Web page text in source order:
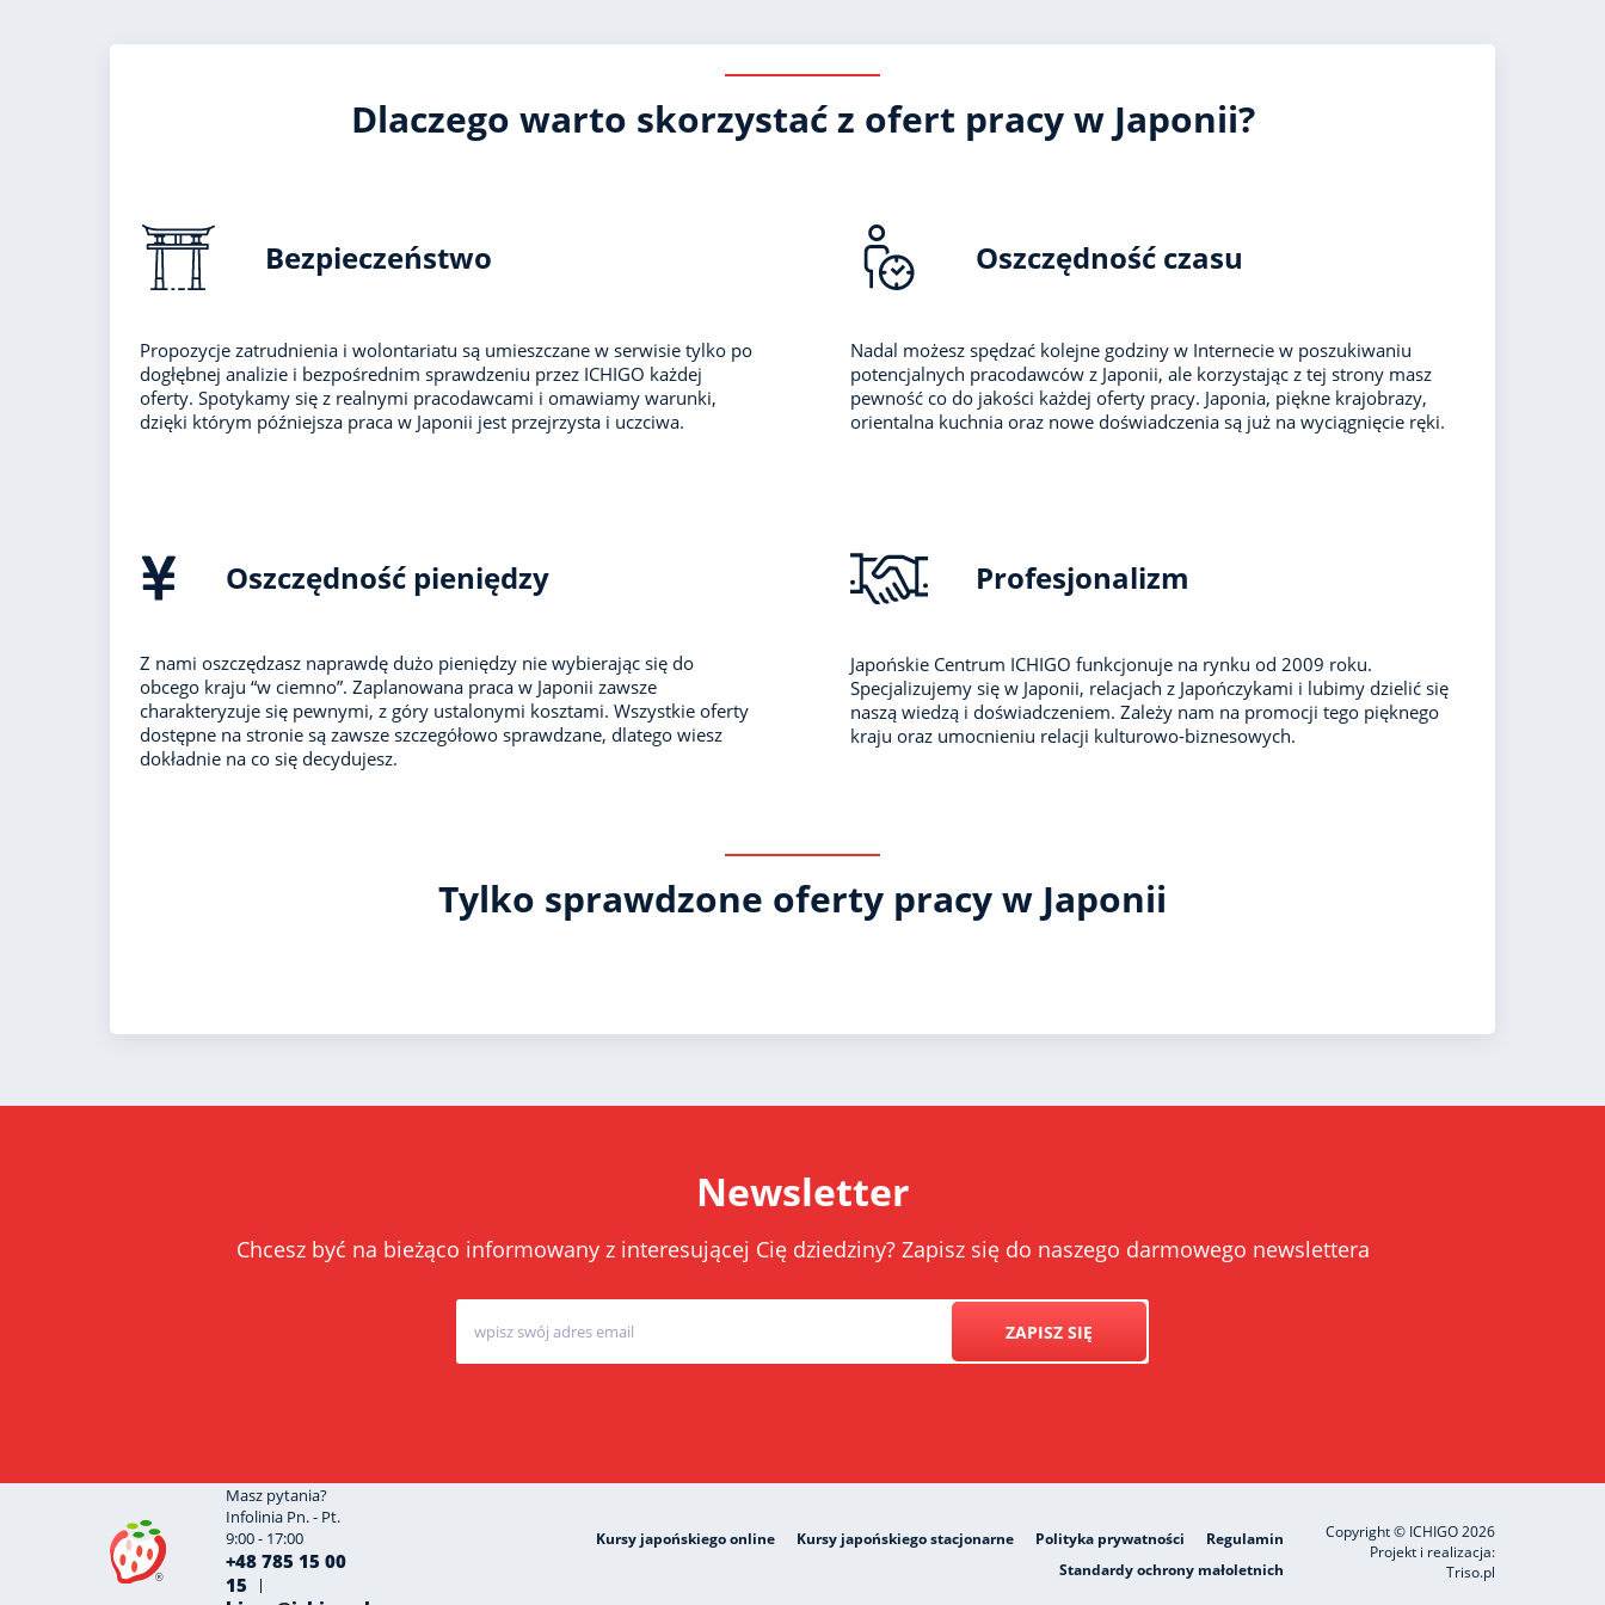
Dlaczego warto skorzystać z ofert pracy w Japonii?
Bezpieczeństwo
Propozycje zatrudnienia i wolontariatu są umieszczane w serwisie tylko po
dogłębnej analizie i bezpośrednim sprawdzeniu przez ICHIGO każdej
oferty. Spotykamy się z realnymi pracodawcami i omawiamy warunki,
dzięki którym późniejsza praca w Japonii jest przejrzysta i uczciwa.
Oszczędność czasu
Nadal możesz spędzać kolejne godziny w Internecie w poszukiwaniu
potencjalnych pracodawców z Japonii, ale korzystając z tej strony masz
pewność co do jakości każdej oferty pracy. Japonia, piękne krajobrazy,
orientalna kuchnia oraz nowe doświadczenia są już na wyciągnięcie ręki.
Oszczędność pieniędzy
Z nami oszczędzasz naprawdę dużo pieniędzy nie wybierając się do
obcego kraju “w ciemno”. Zaplanowana praca w Japonii zawsze
charakteryzuje się pewnymi, z góry ustalonymi kosztami. Wszystkie oferty
dostępne na stronie są zawsze szczegółowo sprawdzane, dlatego wiesz
dokładnie na co się decydujesz.
Profesjonalizm
Japońskie Centrum ICHIGO funkcjonuje na rynku od 2009 roku.
Specjalizujemy się w Japonii, relacjach z Japończykami i lubimy dzielić się
naszą wiedzą i doświadczeniem. Zależy nam na promocji tego pięknego
kraju oraz umocnieniu relacji kulturowo-biznesowych.
Tylko sprawdzone oferty pracy w Japonii
Newsletter
Chcesz być na bieżąco informowany z interesującej Cię dziedziny? Zapisz się do naszego darmowego newslettera
ZAPISZ SIĘ
Masz pytania?
Infolinia Pn. - Pt.
9:00 - 17:00
+48 785 15 00
15
Kursy japońskiego online Kursy japońskiego stacjonarne Polityka prywatności
Regulamin
Standardy ochrony małoletnich
Copyright © ICHIGO 2026
Projekt i realizacja:
Triso.pl